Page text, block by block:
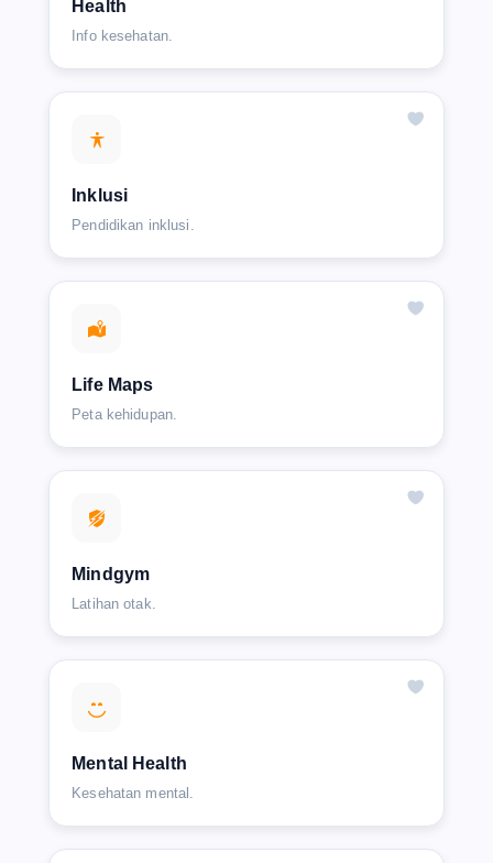
Health
Info kesehatan.
Inklusi
Pendidikan inklusi.
Life Maps
Peta kehidupan.
Mindgym
Latihan otak.
Mental Health
Kesehatan mental.